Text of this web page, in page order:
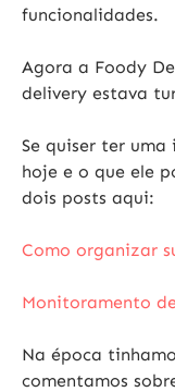
funcionalidades.
Agora a Foody
delivery estava
Se quiser ter
hoje e o que ele
dois posts aqui:
Como organizar
Monitoramento
Na época
comentamos